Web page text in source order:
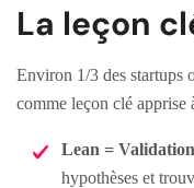
La leçon
Environ 1/3 des startups
comme leçon clé apprise
Lean = Validation
hypothèses et